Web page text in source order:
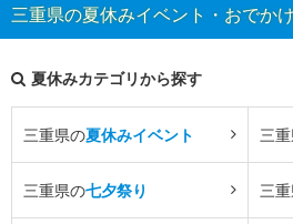
三重県の夏休みイベント・おでか
夏休みカテゴリから探す
三重県の夏休みイベント 三
三重県の七夕祭り 三